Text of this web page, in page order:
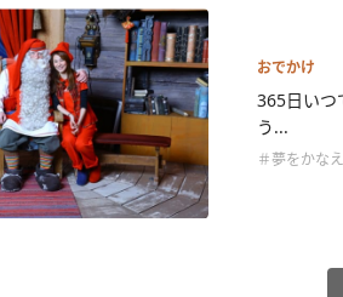
おでかけ
365日いつ
う...
＃夢をかな